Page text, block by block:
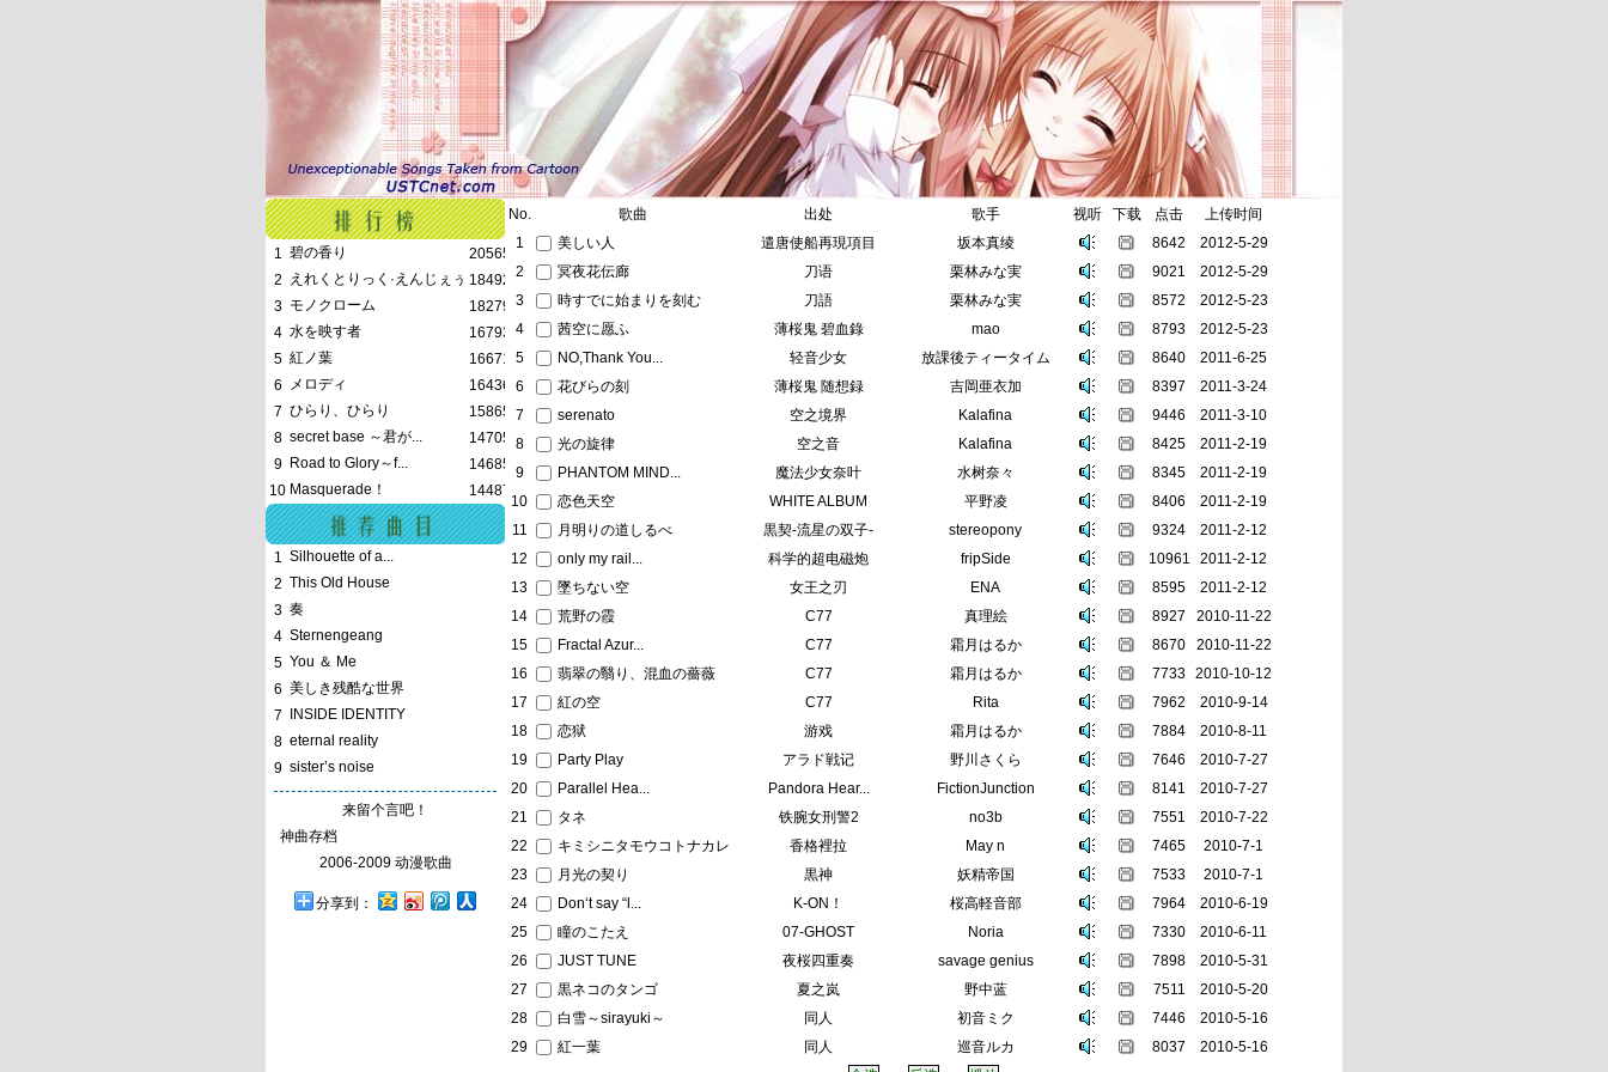
1 碧の香り
20565
2
えれくとりっく·えんじぇぅ 18492
3 モノクローム
18279
4 水を映す者
16793
5 紅ノ葉
16671
6
メロディ
16436
7 ひらり、ひらり
15865
8 secret base ～君が...
14705
9
Road to Glory～f...
14685
10 Masquerade！ 14487
1 Silhouette of a...
2 This Old House
3 奏
4 Sternengeang
5 You ＆ Me
6 美しき残酷な世界
7
INSIDE IDENTITY
8 eternal reality
9 sister’s noise
来留个言吧！
神曲存档
2006-2009 动漫歌曲
分享到：
No. 歌曲 出处 歌手 视听 下载 点击
上传时间
1
美しい人 遣唐使船再現項目 坂本真绫 8642
2012-5-29
2
冥夜花伝廊 刀语 栗林みな実 9021
2012-5-29
3
時すでに始まりを刻む 刀語 栗林みな実 8572
2012-5-23
4
茜空に愿ふ 薄桜鬼 碧血錄 mao 8793
2012-5-23
5
NO,Thank You... 轻音少女 放課後ティータイム 8640
2011-6-25
6
花びらの刻 薄桜鬼 随想録 吉岡亜衣加 8397
2011-3-24
7
serenato 空之境界 Kalafina 9446
2011-3-10
8
光の旋律 空之音 Kalafina 8425
2011-2-19
9
PHANTOM MIND... 魔法少女奈叶 水树奈々 8345
2011-2-19
10
恋色天空 WHITE ALBUM 平野凌 8406
2011-2-19
11
月明りの道しるべ 黒契-流星の双子- stereopony 9324
2011-2-12
12
only my rail... 科学的超电磁炮 fripSide 10961
2011-2-12
13
墜ちない空 女王之刃 ENA 8595
2011-2-12
14
荒野の霞 C77 真理絵 8927
2010-11-22
15
Fractal Azur... C77 霜月はるか 8670
2010-11-22
16
翡翠の翳り、混血の薔薇 C77 霜月はるか 7733 2010-10-12
17
紅の空 C77 Rita 7962
2010-9-14
18
恋狱 游戏 霜月はるか 7884
2010-8-11
19
Party Play アラド戦记 野川さくら 7646
2010-7-27
20
Parallel Hea... Pandora Hear... FictionJunction 8141
2010-7-27
21
タネ 铁腕女刑警2 no3b 7551
2010-7-22
22
キミシニタモウコトナカレ 香格裡拉 May n 7465
2010-7-1
23
月光の契り 黒神 妖精帝国 7533
2010-7-1
24
Don‘t say “l... K-ON！ 桜高軽音部 7964
2010-6-19
25
瞳のこたえ 07-GHOST Noria 7330
2010-6-11
26
JUST TUNE 夜桜四重奏 savage genius 7898
2010-5-31
27
黒ネコのタンゴ 夏之岚 野中蓝 7511
2010-5-20
28
白雪～sirayuki～ 同人 初音ミク 7446
2010-5-16
29
紅一葉 同人 巡音ルカ 8037 2010-5-16